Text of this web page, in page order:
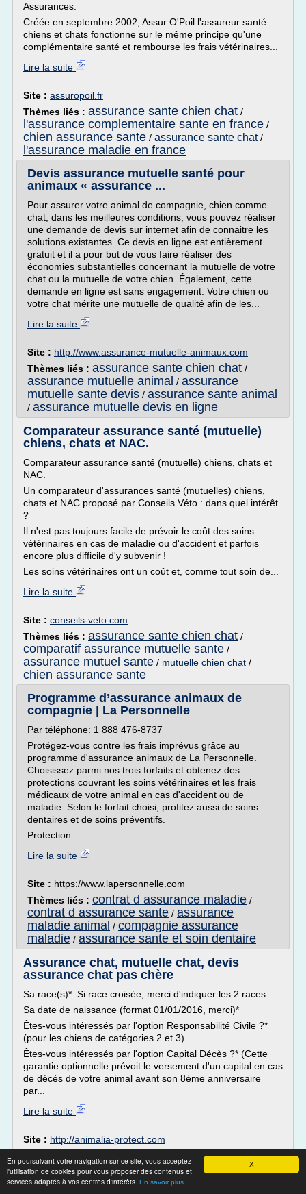
X
En poursuivant votre navigation sur ce site, vous acceptez
l'utilisation de cookies pour vous proposer des contenus et
services adaptés à vos centres d'intérêts. En savoir plus
Assurances.
Créée en septembre 2002, Assur O'Poil l'assureur santé
chiens et chats fonctionne sur le même principe qu'une
complémentaire santé et rembourse les frais vétérinaires...
Lire la suite
Site : assuropoil.fr
Thèmes liés : assurance sante chien chat /
l'assurance complementaire sante en france /
chien assurance sante / assurance sante chat/
l'assurance maladie en france
Devis assurance mutuelle santé pour
animaux « assurance ...
Pour assurer votre animal de compagnie, chien comme
chat, dans les meilleures conditions, vous pouvez réaliser
une demande de devis sur internet afin de connaitre les
solutions existantes. Ce devis en ligne est entièrement
gratuit et il a pour but de vous faire réaliser des
économies substantielles concernant la mutuelle de votre
chat ou la mutuelle de votre chien. Également, cette
demande en ligne est sans engagement. Votre chien ou
votre chat mérite une mutuelle de qualité afin de les...
Lire la suite
Site : http://www.assurance-mutuelle-animaux.com
Thèmes liés : assurance sante chien chat /
assurance mutuelle animal / assurance
mutuelle sante devis / assurance sante animal
/ assurance mutuelle devis en ligne
Comparateur assurance santé (mutuelle)
chiens, chats et NAC.
Comparateur assurance santé (mutuelle) chiens, chats et
NAC.
Un comparateur d'assurances santé (mutuelles) chiens,
chats et NAC proposé par Conseils Véto : dans quel intérêt
?
Il n'est pas toujours facile de prévoir le coût des soins
vétérinaires en cas de maladie ou d'accident et parfois
encore plus difficile d'y subvenir !
Les soins vétérinaires ont un coût et, comme tout soin de...
Lire la suite
Site : conseils-veto.com
Thèmes liés : assurance sante chien chat /
comparatif assurance mutuelle sante /
assurance mutuel sante / mutuelle chien chat /
chien assurance sante
Programme d’assurance animaux de
compagnie | La Personnelle
Par téléphone: 1 888 476-8737
Protégez-vous contre les frais imprévus grâce au
programme d'assurance animaux de La Personnelle.
Choisissez parmi nos trois forfaits et obtenez des
protections couvrant les soins vétérinaires et les frais
médicaux de votre animal en cas d'accident ou de
maladie. Selon le forfait choisi, profitez aussi de soins
dentaires et de soins préventifs.
Protection...
Lire la suite
Site : https://www.lapersonnelle.com
Thèmes liés : contrat d assurance maladie /
contrat d assurance sante / assurance
maladie animal / compagnie assurance
maladie / assurance sante et soin dentaire
Assurance chat, mutuelle chat, devis
assurance chat pas chère
Sa race(s)*. Si race croisée, merci d'indiquer les 2 races.
Sa date de naissance (format 01/01/2016, merci)*
Êtes-vous intéressés par l'option Responsabilité Civile ?*
(pour les chiens de catégories 2 et 3)
Êtes-vous intéressés par l'option Capital Décès ?* (Cette
garantie optionnelle prévoit le versement d'un capital en cas
de décès de votre animal avant son 8ème anniversaire
par...
Lire la suite
Site : http://animalia-protect.com
assurance sante chien chat/
assurance sante chat/devis assurance pas cher
assurance responsabilite civile chien categorie 2